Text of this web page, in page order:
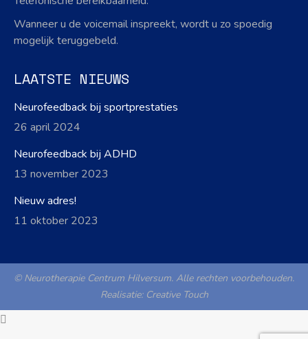
Wanneer u de voicemail inspreekt, wordt u zo spoedig
mogelijk teruggebeld.
LAATSTE NIEUWS
Neurofeedback bij sportprestaties
26 april 2024
Neurofeedback bij ADHD
13 november 2023
Nieuw adres!
11 oktober 2023
© Neurotherapie Centrum Hilversum. Alle rechten voorbehouden.
Realisatie: Creative Touch